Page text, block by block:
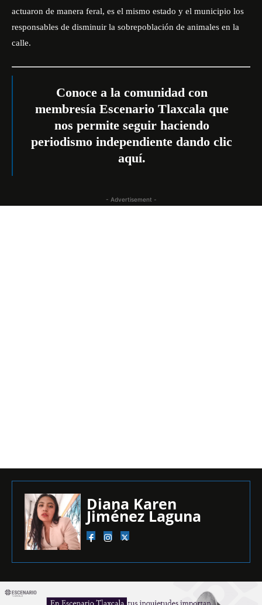
actuaron de manera feral, es el mismo estado y el municipio los
responsables de disminuir la sobrepoblación de animales en la
calle.
Conoce a la comunidad con
membresía Escenario Tlaxcala que
nos permite seguir haciendo
periodismo independiente dando clic
aquí.
- Advertisement -
Diana Karen
Jiménez Laguna